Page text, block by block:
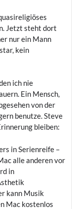
Jetzt steht dort
nur ein Mann
kein
ich nie
Ein Mensch,
von der
benutze. Steve
bleiben:
in Serienreife –
alle anderen vor
in
kann Musik
Mac kostenlos